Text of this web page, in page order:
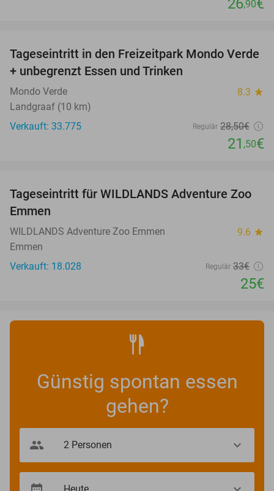
26,90€
25%
Tageseintritt in den Freizeitpark Mondo Verde
+ unbegrenzt Essen und Trinken
Mondo Verde 8.3 star
Landgraaf (10 km)
Verkauft: 33.775
Regulär 28,50€
21 ,50€
24%
Tageseintritt für WILDLANDS Adventure Zoo
Emmen
WILDLANDS Adventure Zoo Emmen 9.6 star
Emmen
Verkauft: 18.028
Regulär 33€
25€
Günstig spontan essen
gehen?